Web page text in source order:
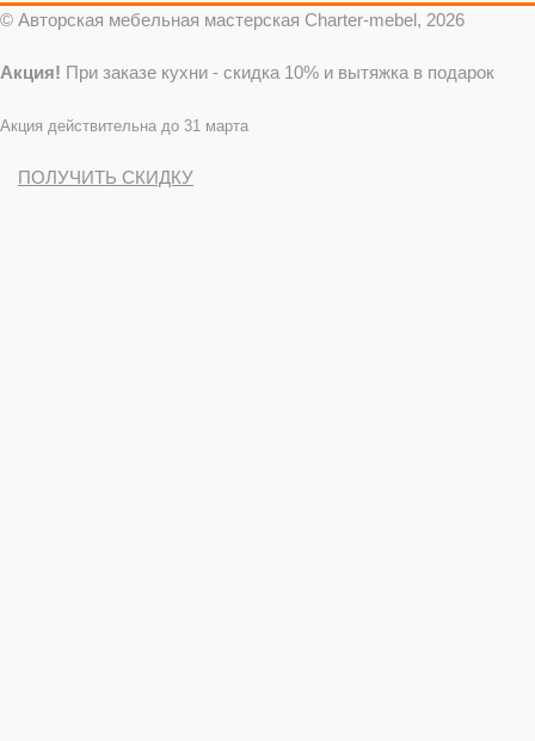
© Авторская мебельная мастерская Charter-mebel, 2026
Акция! При заказе кухни - скидка 10% и вытяжка в подарок
Акция действительна до 31 марта
ПОЛУЧИТЬ СКИДКУ